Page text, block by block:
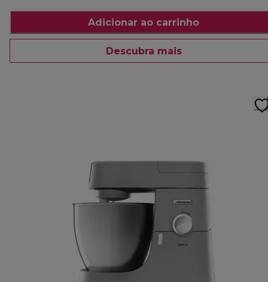
Adicionar ao carrinho
Descubra mais